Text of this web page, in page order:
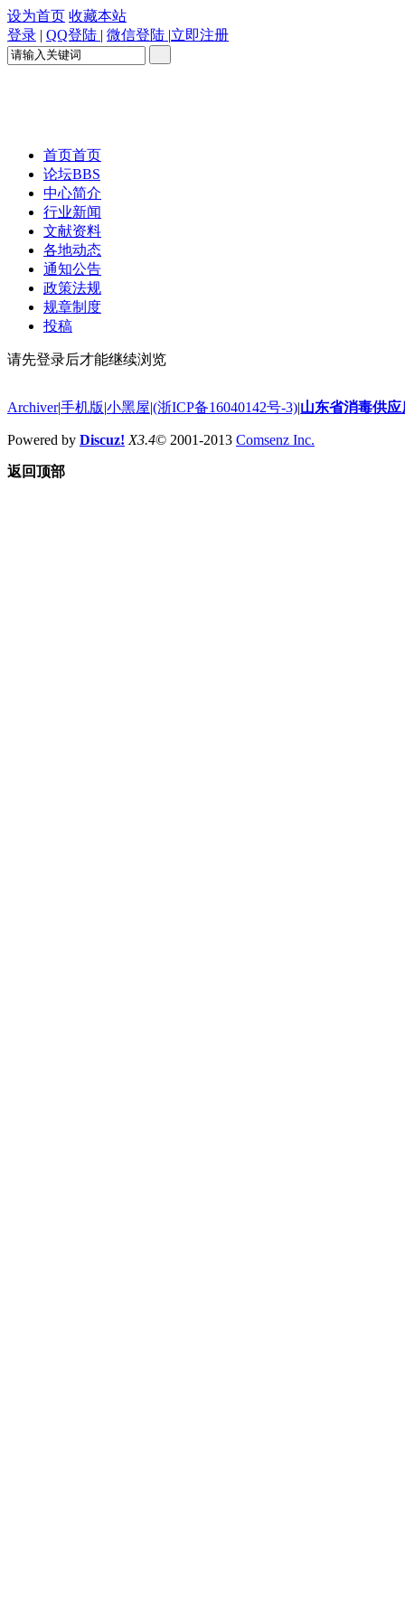
设为首页 收藏本站
登录 | QQ登陆 | 微信登陆 |立即注册
首页首页
论坛BBS
中心简介
行业新闻
文献资料
各地动态
通知公告
政策法规
规章制度
投稿
请先登录后才能继续浏览
Archiver|手机版|小黑屋|(浙ICP备16040142号-3)|山东省消毒供
Powered by Discuz! X3.4© 2001-2013 Comsenz Inc.
返回顶部